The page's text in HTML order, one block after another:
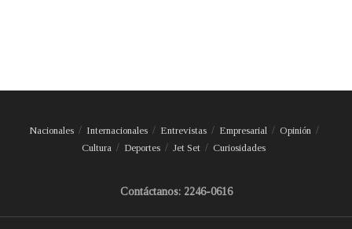
Nacionales Internacionales Entrevistas Empresarial
Opinión
Cultura
Deportes Jet Set Curiosidades
Contáctanos: 2246-0616